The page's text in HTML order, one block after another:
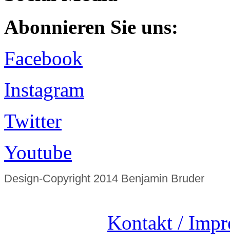
Abonnieren Sie uns:
Facebook
Instagram
Twitter
Youtube
Design-Copyright 2014 Benjamin Bruder
Kontakt /